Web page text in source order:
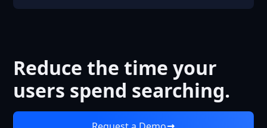
Reduce the time your
users spend searching.